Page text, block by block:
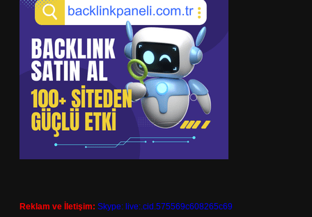
Reklam ve İletişim: Skype: live:.cid.575569c608265c69